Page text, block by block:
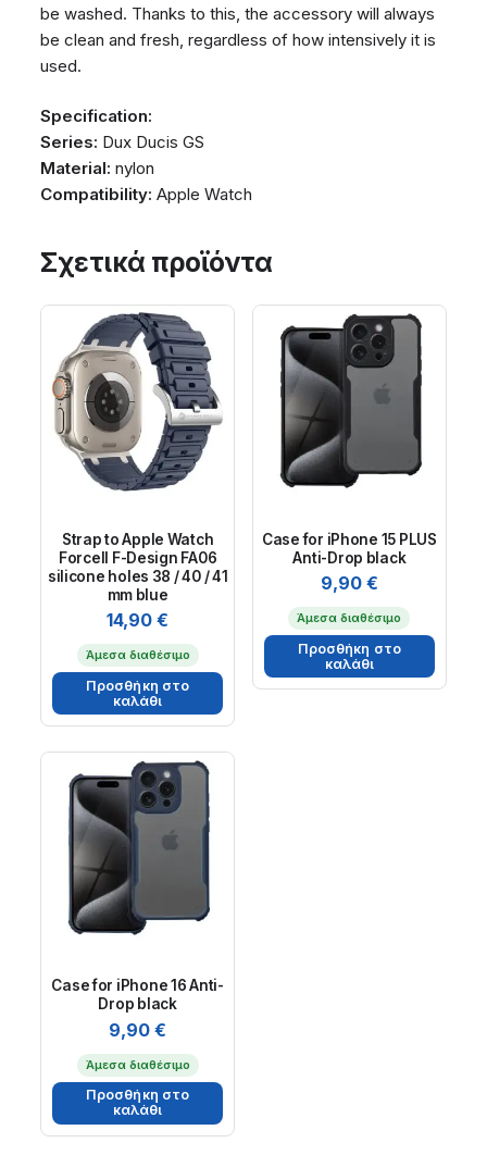
be washed. Thanks to this, the accessory will always
be clean and fresh, regardless of how intensively it is
used.
Specification:
Series: Dux Ducis GS
Material: nylon
Compatibility: Apple Watch
Σχετικά προϊόντα
Strap to Apple Watch
Forcell F-Design FA06
silicone holes 38 / 40 / 41
mm blue
14,90€
Άμεσα διαθέσιμο
Προσθήκη στο
καλάθι
Case for iPhone 15 PLUS
Anti-Drop black
9,90 €
Άμεσα διαθέσιμο
Προσθήκη στο
καλάθι
Case for iPhone 16 Anti-
Drop black
9,90€
Άμεσα διαθέσιμο
Προσθήκη στο
καλάθι